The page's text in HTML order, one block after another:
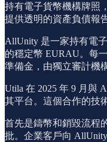
持有電子貨幣機構牌照
提供透明的資產負債報告
AllUnity 是一家持有電
的穩定幣 EURAU。每
準備金，由獨立審計機
Utila 在 2025 年 9 月與
其平台。這個合作的技
首先是鑄幣和銷毀流程
批。企業客戶向